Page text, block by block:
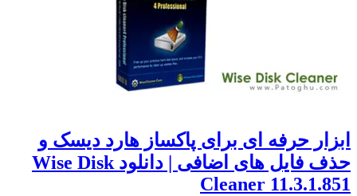
ابزار حرفه ای برای پاکساز هارد دیسک و
حذف فایل های اضافی | دانلود Wise Disk
Cleaner 11.3.1.851